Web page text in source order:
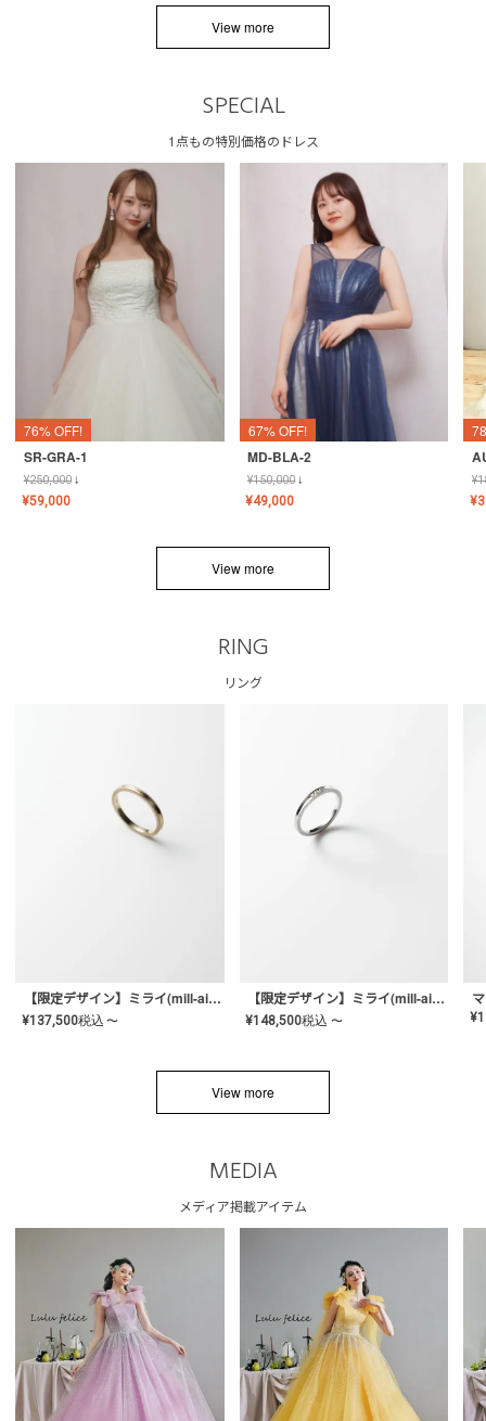
View more
SPECIAL
1点もの特別価格のドレス
76% OFF!
SR-GRA-1
¥250,000↓
¥59,000
67% OFF!
MD-BLA-2
¥150,000↓
¥49,000
¥
¥
View more
RING
リング
【限定デザイン】ミライ(mill-ai)リング
¥137,500税込 〜
【限定デザイン】ミライ(mill-ai)リング
¥148,500税込 〜 ¥
View more
MEDIA
メディア掲載アイテム